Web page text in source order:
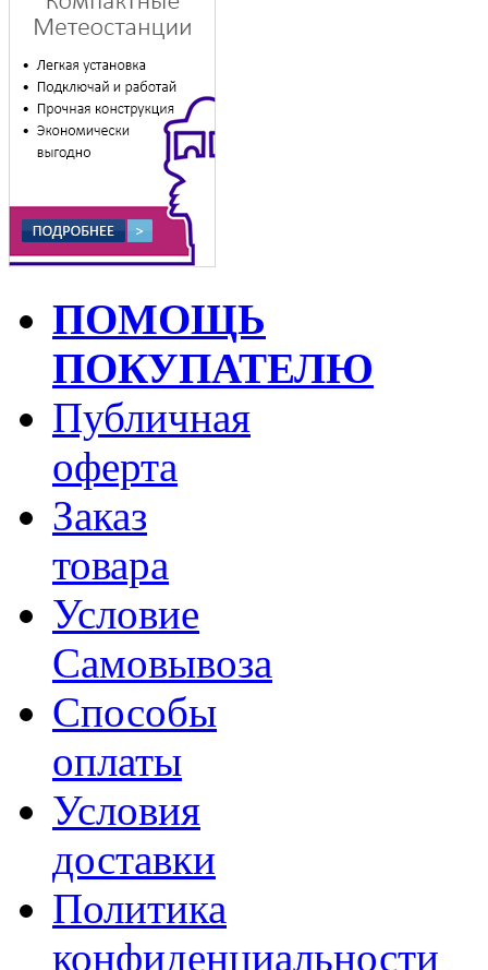
ПОМОЩЬ
ПОКУПАТЕЛЮ
Публичная
оферта
Заказ
товара
Условие
Самовывоза
Способы
оплаты
Условия
доставки
Политика
конфиденциальности